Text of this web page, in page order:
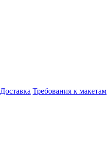
Доставка Требования к макетам